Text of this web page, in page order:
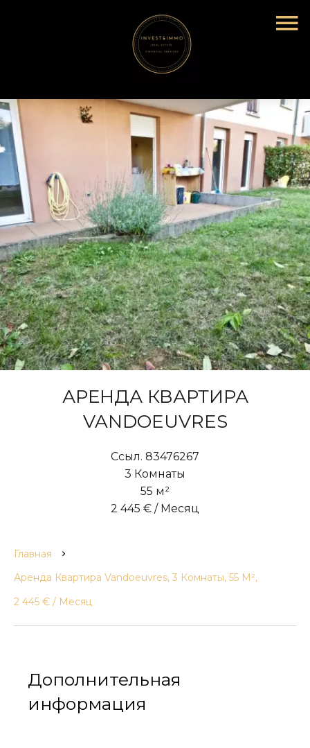
АРЕНДА КВАРТИРА
VANDOEUVRES
Ссыл. 83476267
3 Комнаты
55 м²
2 445 € / Месяц
Главная
Аренда Квартира Vandoeuvres, 3 Комнаты, 55 М²,
2 445 € / Месяц
Дополнительная
информация